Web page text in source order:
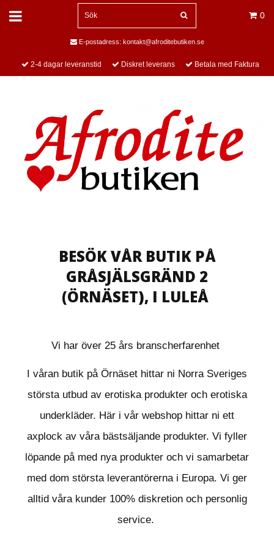
0
E-postadress: kontakt@afroditebutiken.se
2-4 dagar leveranstid Diskret leverans Betala med Faktura
BESÖK VÅR BUTIK PÅ
GRÅSJÄLSGRÄND 2
(ÖRNÄSET), I LULEÅ
Vi har över 25 års branscherfarenhet
I våran butik på Örnäset hittar ni Norra Sveriges
största utbud av erotiska produkter och erotiska
underkläder. Här i vår webshop hittar ni ett
axplock av våra bästsäljande produkter. Vi fyller
löpande på med nya produkter och vi samarbetar
med dom största leverantörerna i Europa. Vi ger
alltid våra kunder 100% diskretion och personlig
service.